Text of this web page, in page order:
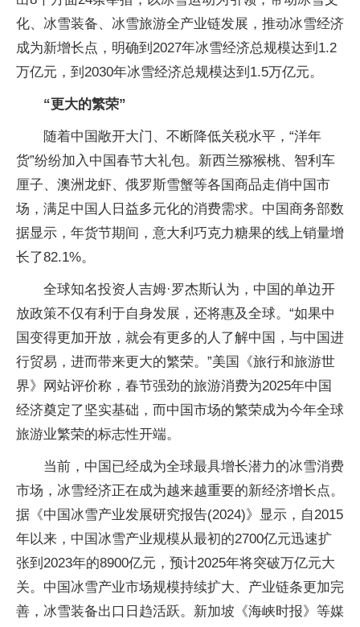
化、冰雪装备、冰雪旅游全产业链发展，推动冰雪经济
成为新增长点，明确到2027年冰雪经济总规模达到1.2
万亿元，到2030年冰雪经济总规模达到1.5万亿元。
“更大的繁荣”
随着中国敞开大门、不断降低关税水平，“洋年
货”纷纷加入中国春节大礼包。新西兰猕猴桃、智利车
厘子、澳洲龙虾、俄罗斯雪蟹等各国商品走俏中国市
场，满足中国人日益多元化的消费需求。中国商务部数
据显示，年货节期间，意大利巧克力糖果的线上销量增
长了82.1%。
全球知名投资人吉姆·罗杰斯认为，中国的单边开
放政策不仅有利于自身发展，还将惠及全球。“如果中
国变得更加开放，就会有更多的人了解中国，与中国进
行贸易，进而带来更大的繁荣。”美国《旅行和旅游世
界》网站评价称，春节强劲的旅游消费为2025年中国
经济奠定了坚实基础，而中国市场的繁荣成为今年全球
旅游业繁荣的标志性开端。
当前，中国已经成为全球最具增长潜力的冰雪消费
市场，冰雪经济正在成为越来越重要的新经济增长点。
据《中国冰雪产业发展研究报告(2024)》显示，自2015
年以来，中国冰雪产业规模从最初的2700亿元迅速扩
张到2023年的8900亿元，预计2025年将突破万亿元大
关。中国冰雪产业市场规模持续扩大、产业链条更加完
善，冰雪装备出口日趋活跃。新加坡《海峡时报》等媒